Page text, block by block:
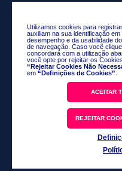
Utilizamos cookies para
auxiliam na sua identificação
desempenho e da usabilidade
de navegação. Caso você
concordará com a utilização
você opte por rejeitar os
“Rejeitar Cookies Não
em “Definições de Cookies”
ACEITAR
REJEITAR